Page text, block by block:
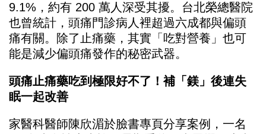
9.1%，約有 200 萬人深受其擾。台北榮總醫院
也曾統計，頭痛門診病人裡超過六成都與偏頭
痛有關。除了止痛藥，其實「吃對營養」也可
能是減少偏頭痛發作的秘密武器。
頭痛止痛藥吃到極限好不了！補「鎂」後連失
眠一起改善
家醫科醫師陳欣湄於臉書專頁分享案例，一名